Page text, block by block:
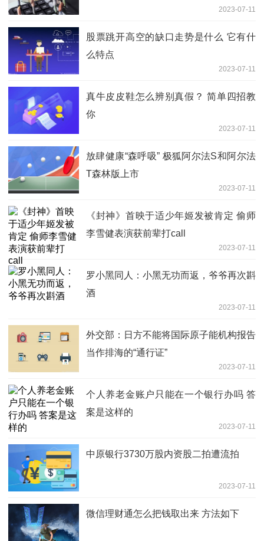
2023-07-11
股票跳开高空的缺口走势是什么 它有什
么特点
2023-07-11
真牛皮皮鞋怎么辨别真假？ 简单四招教
你
2023-07-11
放肆健康“森呼吸” 极狐阿尔法S和阿尔法
T森林版上市
2023-07-11
《封神》首映于适少年姬发被肯定 偷师
李雪健表演获前辈打call
2023-07-11
罗小黑同人：小黑无功而返，爷爷再次斟
酒
2023-07-11
外交部：日方不能将国际原子能机构报告
当作排海的“通行证”
2023-07-11
个人养老金账户只能在一个银行办吗 答
案是这样的
2023-07-11
中原银行3730万股内资股二拍遭流拍
2023-07-11
微信理财通怎么把钱取出来 方法如下